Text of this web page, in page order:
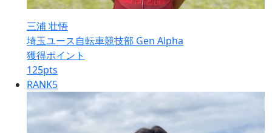
三浦 壮悟
埼玉ユース自転車競技部 Gen Alpha
獲得ポイント
125pts
RANK5